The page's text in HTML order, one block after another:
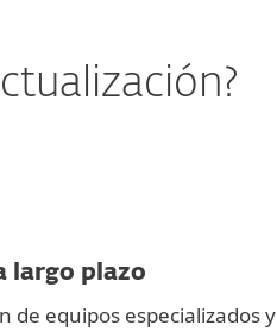
largo plazo
de equipos especializados y